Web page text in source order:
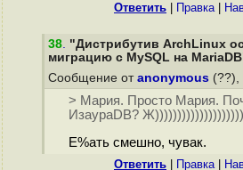
Ответить Правка|
38. "Дистрибутив ArchLinux
миграцию с MySQL на
Сообщение от anonymous (??),
> Мария. Просто Мария.
ИзаураDB?
Е%ать смешно, чувак.
Ответить Правка|